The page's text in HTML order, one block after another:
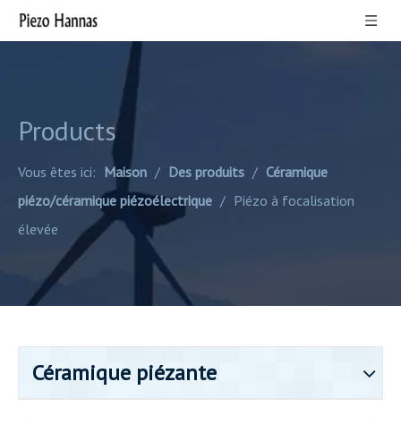
Products
Vous êtes ici: Maison / Des produits / Céramique
piézo/céramique piézoélectrique / Piézo à focalisation
élevée
Céramique piézante